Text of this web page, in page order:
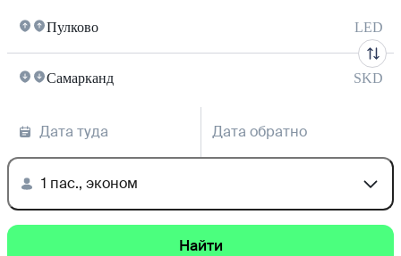
Пулково LED
Самарканд SKD
Дата туда Дата обратно
1 пас., эконом
Найти